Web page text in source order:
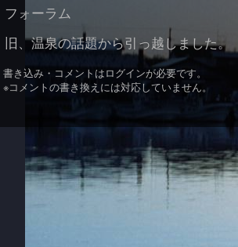
フォーラム
旧、温泉の話題から引っ越しました。
書き込み・コメントはログインが必要です。
※コメントの書き換えには対応していません。